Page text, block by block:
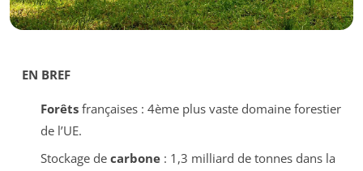
EN BREF
Forêtsfrançaises : 4ème plus vaste domaine forestier
de l’UE.
Stockage de carbone: 1,3 milliard de tonnes dans la